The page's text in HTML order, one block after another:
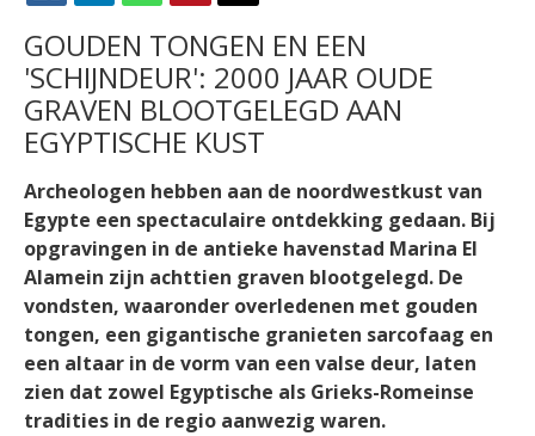
FACEBOOK
LINKEDINWHATSAPPPINTEREST
GOUDEN TONGEN EN EEN
'SCHIJNDEUR': 2000 JAAR OUDE
GRAVEN BLOOTGELEGD AAN
EGYPTISCHE KUST
Archeologen hebben aan de noordwestkust van
Egypte een spectaculaire ontdekking gedaan. Bij
opgravingen in de antieke havenstad Marina El
Alamein zijn achttien graven blootgelegd. De
vondsten, waaronder overledenen met gouden
tongen, een gigantische granieten sarcofaag en
een altaar in de vorm van een valse deur, laten
zien dat zowel Egyptische als Grieks-Romeinse
tradities in de regio aanwezig waren.